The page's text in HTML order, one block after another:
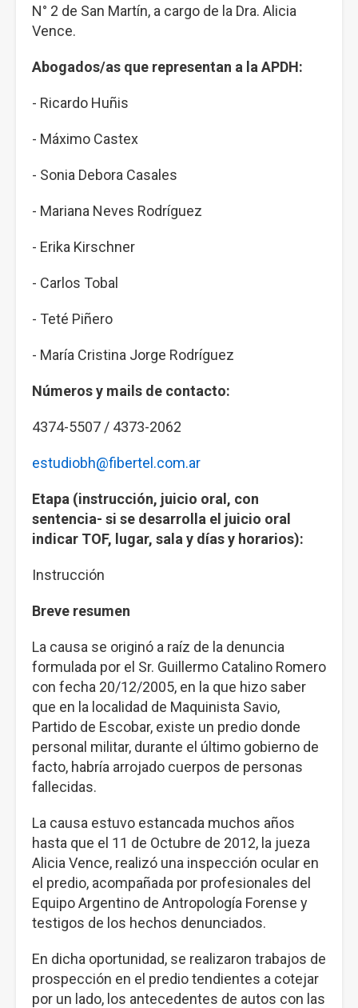
N° 2 de San Martín, a cargo de la Dra. Alicia
Vence.
Abogados/as que representan a la APDH:
- Ricardo Huñis
- Máximo Castex
- Sonia Debora Casales
- Mariana Neves Rodríguez
- Erika Kirschner
- Carlos Tobal
- Teté Piñero
- María Cristina Jorge Rodríguez
Números y mails de contacto:
4374-5507 / 4373-2062
estudiobh@fibertel.com.ar
Etapa (instrucción, juicio oral, con
sentencia- si se desarrolla el juicio oral
indicar TOF, lugar, sala y días y horarios):
Instrucción
Breve resumen
La causa se originó a raíz de la denuncia
formulada por el Sr. Guillermo Catalino Romero
con fecha 20/12/2005, en la que hizo saber
que en la localidad de Maquinista Savio,
Partido de Escobar, existe un predio donde
personal militar, durante el último gobierno de
facto, habría arrojado cuerpos de personas
fallecidas.
La causa estuvo estancada muchos años
hasta que el 11 de Octubre de 2012, la jueza
Alicia Vence, realizó una inspección ocular en
el predio, acompañada por profesionales del
Equipo Argentino de Antropología Forense y
testigos de los hechos denunciados.
En dicha oportunidad, se realizaron trabajos de
prospección en el predio tendientes a cotejar
por un lado, los antecedentes de autos con las